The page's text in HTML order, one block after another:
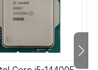
trở lên